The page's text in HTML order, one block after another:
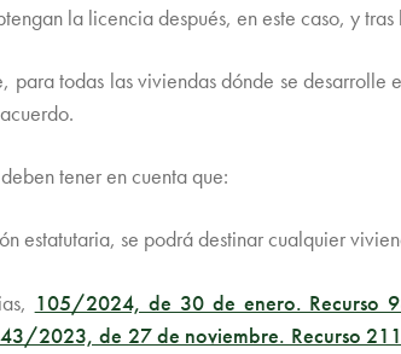
la licencia después, en este caso, y
todas las viviendas dónde se
tener en cuenta que:
estatutaria, se podrá destinar cualquier
105/2024, de 30 de enero. Recurso
2023, de 27 de noviembre. Recurso